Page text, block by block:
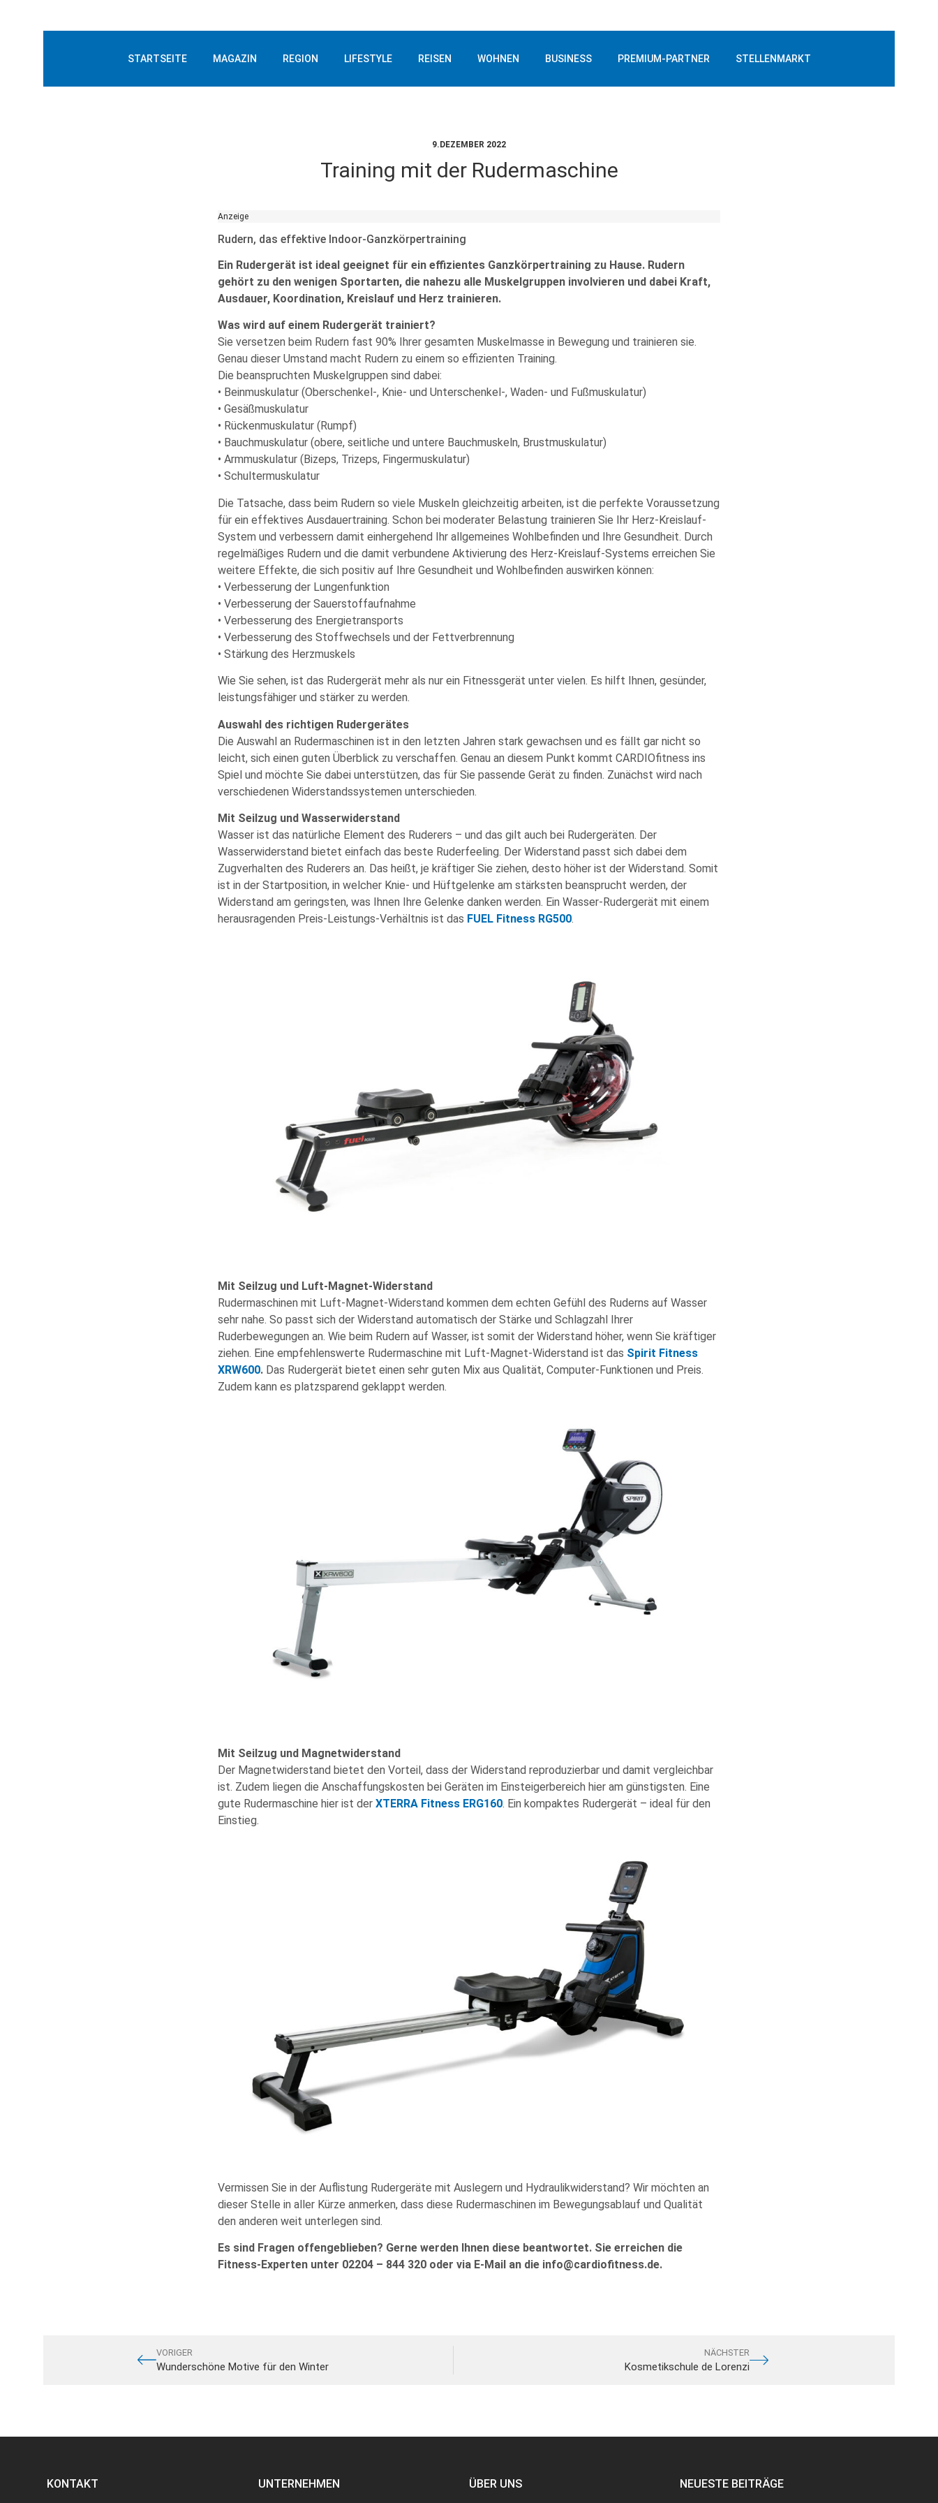
STARTSEITE MAGAZIN REGION LIFESTYLE REISEN WOHNEN BUSINESS PREMIUM-PARTNER STELLENMARKT
9.DEZEMBER 2022
Training mit der Rudermaschine
Anzeige
Rudern, das effektive Indoor-Ganzkörpertraining
Ein Rudergerät ist ideal geeignet für ein effizientes Ganzkörpertraining zu Hause. Rudern
gehört zu den wenigen Sportarten, die nahezu alle Muskelgruppen involvieren und dabei Kraft,
Ausdauer, Koordination, Kreislauf und Herz trainieren.
Was wird auf einem Rudergerät trainiert?
Sie versetzen beim Rudern fast 90% Ihrer gesamten Muskelmasse in Bewegung und trainieren sie.
Genau dieser Umstand macht Rudern zu einem so effizienten Training.
Die beanspruchten Muskelgruppen sind dabei:
• Beinmuskulatur (Oberschenkel-, Knie- und Unterschenkel-, Waden- und Fußmuskulatur)
• Gesäßmuskulatur
• Rückenmuskulatur (Rumpf)
• Bauchmuskulatur (obere, seitliche und untere Bauchmuskeln, Brustmuskulatur)
• Armmuskulatur (Bizeps, Trizeps, Fingermuskulatur)
• Schultermuskulatur
Die Tatsache, dass beim Rudern so viele Muskeln gleichzeitig arbeiten, ist die perfekte Voraussetzung
für ein effektives Ausdauertraining. Schon bei moderater Belastung trainieren Sie Ihr Herz-Kreislauf-
System und verbessern damit einhergehend Ihr allgemeines Wohlbefinden und Ihre Gesundheit. Durch
regelmäßiges Rudern und die damit verbundene Aktivierung des Herz-Kreislauf-Systems erreichen Sie
weitere Effekte, die sich positiv auf Ihre Gesundheit und Wohlbefinden auswirken können:
• Verbesserung der Lungenfunktion
• Verbesserung der Sauerstoffaufnahme
• Verbesserung des Energietransports
• Verbesserung des Stoffwechsels und der Fettverbrennung
• Stärkung des Herzmuskels
Wie Sie sehen, ist das Rudergerät mehr als nur ein Fitnessgerät unter vielen. Es hilft Ihnen, gesünder,
leistungsfähiger und stärker zu werden.
Auswahl des richtigen Rudergerätes
Die Auswahl an Rudermaschinen ist in den letzten Jahren stark gewachsen und es fällt gar nicht so
leicht, sich einen guten Überblick zu verschaffen. Genau an diesem Punkt kommt CARDIO­fitness ins
Spiel und möchte Sie dabei unterstützen, das für Sie passende Gerät zu finden. Zunächst wird nach
verschiedenen Widerstandssystemen unterschieden.
Mit Seilzug und Wasserwiderstand
Wasser ist das natürliche Element des Ruderers – und das gilt auch bei Rudergeräten. Der
Wasserwiderstand bietet einfach das beste Ruderfeeling. Der Widerstand passt sich dabei dem
Zugverhalten des Ruderers an. Das heißt, je kräftiger Sie ziehen, desto höher ist der Widerstand. Somit
ist in der Startposition, in welcher Knie- und Hüftgelenke am stärksten beansprucht werden, der
Widerstand am geringsten, was Ihnen Ihre Gelenke danken werden. Ein Wasser-Rudergerät mit einem
herausragenden Preis-Leistungs-Verhältnis ist das FUEL Fitness RG500.
Mit Seilzug und Luft-Magnet-Widerstand
Rudermaschinen mit Luft-Magnet-Widerstand kommen dem echten Gefühl des Ruderns auf Wasser
sehr nahe. So passt sich der Widerstand automatisch der Stärke und Schlagzahl Ihrer
Ruderbewegungen an. Wie beim Rudern auf Wasser, ist somit der Widerstand höher, wenn Sie kräftiger
ziehen. Eine empfehlenswerte Rudermaschine mit Luft-Magnet-Widerstand ist das Spirit Fitness
XRW600. Das Rudergerät bietet einen sehr guten Mix aus Qualität, Computer-Funktionen und Preis.
Zudem kann es platzsparend geklappt werden.
Mit Seilzug und Magnetwiderstand
Der Magnetwiderstand bietet den Vorteil, dass der Widerstand reproduzierbar und damit vergleichbar
ist. Zudem liegen die Anschaffungskosten bei Geräten im Einsteigerbereich hier am günstigsten. Eine
gute Rudermaschine hier ist der XTERRA Fitness ERG160. Ein kompaktes Rudergerät – ideal für den
Einstieg.
Vermissen Sie in der Auflistung Rudergeräte mit Auslegern und Hydraulikwiderstand? Wir möchten an
dieser Stelle in aller Kürze anmerken, dass diese Rudermaschinen im Bewegungsablauf und Qualität
den anderen weit unterlegen sind.
Es sind Fragen offengeblieben? Gerne werden Ihnen diese beantwortet. Sie erreichen die
Fitness-Experten unter 02204 – 844 320 oder via E-Mail an die info@cardiofitness.de.
VORIGER
Wunderschöne Motive für den Winter
NÄCHSTER
Kosmetikschule de Lorenzi
KONTAKT UNTERNEHMEN ÜBER UNS NEUESTE BEITRÄGE